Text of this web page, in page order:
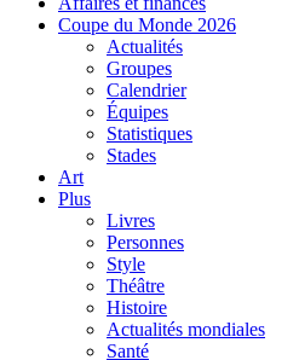
Coupe du Monde 2026
Actualités
Groupes
Calendrier
Équipes
Statistiques
Stades
Art
Plus
Livres
Personnes
Style
Théâtre
Histoire
Actualités mondiales
Santé